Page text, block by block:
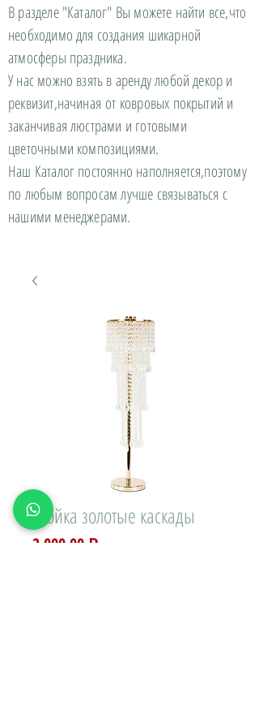
В разделе "Каталог" Вы можете найти все,что
необходимо для создания шикарной
атмосферы праздника.
У нас можно взять в аренду любой декор и
реквизит,начиная от ковровых покрытий и
заканчивая люстрами и готовыми
цветочными композициями.
Наш Каталог постоянно наполняется,поэтому
по любым вопросам лучше связываться с
нашими менеджерами.
Стойка золотые каскады
2 000,00 ₽Цена